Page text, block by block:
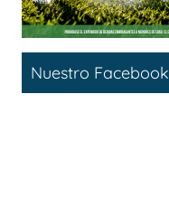
Nuestro Facebook